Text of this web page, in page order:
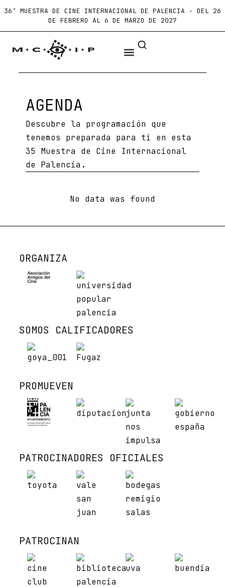
36ª MUESTRA DE CINE INTERNACIONAL DE PALENCIA · DEL 26
DE FEBRERO AL 6 DE MARZO DE 2027
AGENDA
Descubre la programación que
tenemos preparada para ti en esta
35 Muestra de Cine Internacional
de Palencia.
No data was found
ORGANIZA
SOMOS CALIFICADORES
PROMUEVEN
PATROCINADORES OFICIALES
PATROCINAN